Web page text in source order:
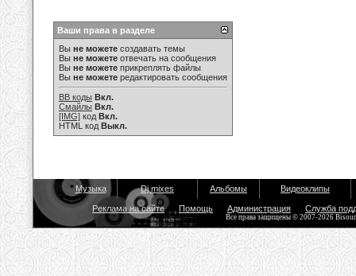
Ваши права в разделе
Вы не можете создавать темы
Вы не можете отвечать на сообщения
Вы не можете прикреплять файлы
Вы не можете редактировать сообщения
BB коды Вкл.
Смайлы Вкл.
[IMG] код Вкл.
HTML код Выкл.
Музыка Dj mixes Альбомы Видеоклипы
Реклама на сайте Помощь Администрация Служба
Все права защищены © 2007-2026